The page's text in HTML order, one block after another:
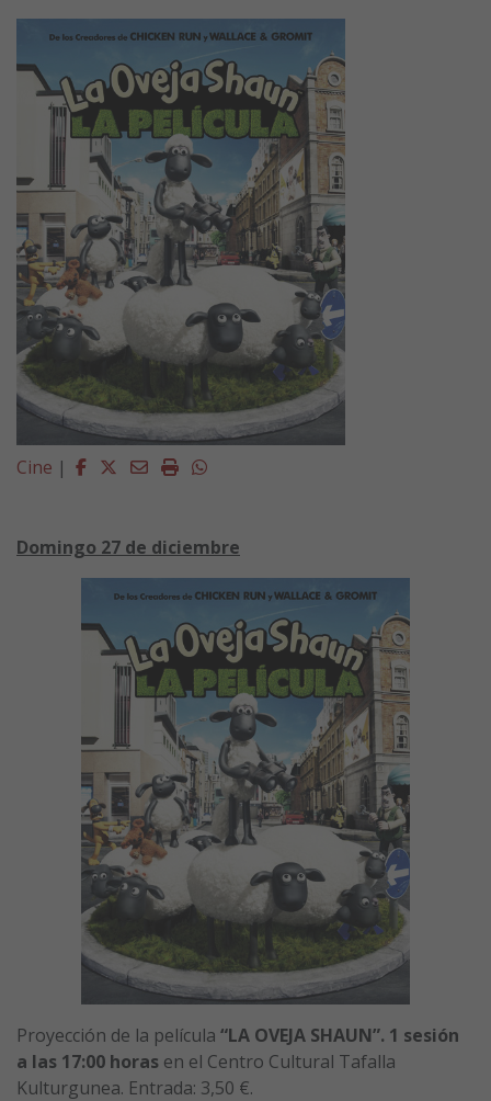
Cine | Facebook
Twitter
EmailImprimirWhatsapp
Domingo 27 de diciembre
Proyección de la película “LA OVEJA SHAUN”. 1 sesión
a las 17:00 horas en el Centro Cultural Tafalla
Kulturgunea. Entrada: 3,50 €.